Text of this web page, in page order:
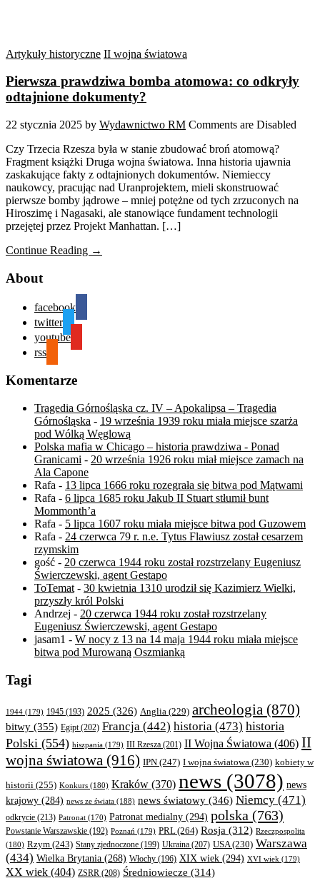
Artykuły historyczne II wojna światowa
Pierwsza prawdziwa bomba atomowa: co odkryły
odtajnione dokumenty?
22 stycznia 2025 by Wydawnictwo RM Comments are Disabled
Czy Trzecia Rzesza była w stanie zbudować broń atomową?
Fragment książki Druga wojna światowa. Inna historia ujawnia
zaskakujące fakty z odtajnionych dokumentów. Niemieccy
naukowcy, pracując nad Uranprojektem, mieli skonstruować
pierwsze bomby jądrowe – mniej potężne od tych zrzuconych na
Hiroszimę i Nagasaki, ale stanowiące fundament technologii
przejętej przez Projekt Manhattan. […]
Continue Reading →
About
facebook
twitter
youtube
rss
Komentarze
Tragedia Górnośląska cz. IV – Apokalipsa – Tragedia
Górnośląska - 19 września 1939 roku miała miejsce szarża
pod Wólką Węglową
Polska mafia w Chicago – historia prawdziwa - Ponad
Granicami - 20 września 1926 roku miał miejsce zamach na
Ala Capone
Rafa - 13 lipca 1666 roku rozegrała się bitwa pod Mątwami
Rafa - 6 lipca 1685 roku Jakub II Stuart stłumił bunt
Mommonth’a
Rafa - 5 lipca 1607 roku miała miejsce bitwa pod Guzowem
Rafa - 24 czerwca 79 r. n.e. Tytus Flawiusz został cesarzem
rzymskim
gość - 20 czerwca 1944 roku został rozstrzelany Eugeniusz
Świerczewski, agent Gestapo
ToTemat - 30 kwietnia 1310 urodził się Kazimierz Wielki,
przyszły król Polski
Andrzej - 20 czerwca 1944 roku został rozstrzelany
Eugeniusz Świerczewski, agent Gestapo
jasam1 - W nocy z 13 na 14 maja 1944 roku miała miejsce
bitwa pod Murowaną Oszmianką
Tagi
1944 (179) 1945 (193) 2025 (326) Anglia (229) archeologia (870)
bitwy (355) Egipt(202) Francja (442) historia (473) historia
Polski (554) hiszpania (179) III Rzesza (201) II Wojna Światowa (406) II
wojna światowa (916) IPN (247) I wojna światowa (230) kobiety w
historii (255) Konkurs (180) Kraków (370) news (3078) news
krajowy (284) news ze świata (188) news światowy (346) Niemcy (471)
odkrycie (213) Patronat (170) Patronat medialny (294) polska (763)
Powstanie Warszawskie (192) Poznań (179) PRL(264) Rosja (312) Rzeczpospolita
(180) Rzym (243) Stany zjednoczone (199) Ukraina (207) USA(230) Warszawa
(434) Wielka Brytania (268) Włochy (196) XIX wiek (294) XVI wiek (179)
XX wiek (404) ZSRR (208) Średniowiecze (314)